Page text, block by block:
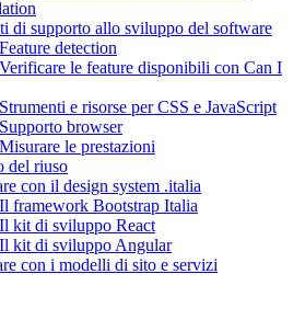
di supporto allo sviluppo del software
detection
le feature disponibili con Can I
e risorse per CSS e JavaScript
browser
le prestazioni
del riuso
con il design system .italia
framework Bootstrap Italia
kit di sviluppo React
kit di sviluppo Angular
con i modelli di sito e servizi